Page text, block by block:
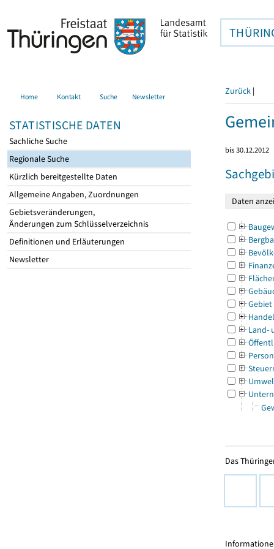
Home Kontakt Suche Newsletter
STATISTISCHE DATEN
Sachliche Suche
Regionale Suche
Kürzlich bereitgestellte Daten
Allgemeine Angaben, Zuordnungen
Gebietsveränderungen,
Änderungen zum Schlüsselverzeichnis
Definitionen und Erläuterungen
Newsletter
Zurück |
bis 30.12.2012
Gebiet
Land-
Das